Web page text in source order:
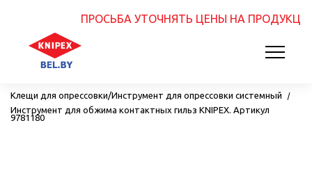
ПРОСЬБА УТОЧНЯТЬ ЦЕНЫ НА
Клещи для опрессовки/Инструмент для опрессовки системный
Инструмент для обжима контактных гильз KNIPEX. Артикул
9781180